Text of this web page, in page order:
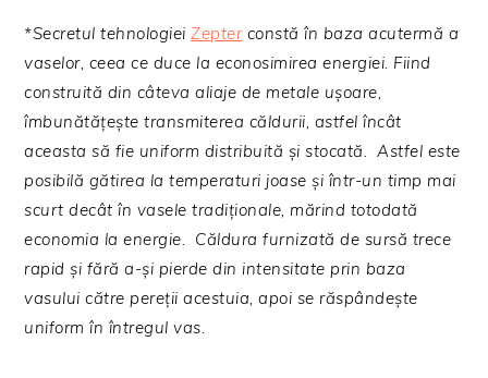
*Secretul tehnologieiZepterconstă în baza acutermă a
vaselor, ceea ce duce la econosimirea energiei. Fiind
construită din câteva aliaje de metale ușoare,
îmbunătățește transmiterea căldurii, astfel încât
aceasta să fie uniform distribuită și stocată. Astfel este
posibilă gătirea la temperaturi joase și într-un timp mai
scurt decât în vasele tradiționale, mărind totodată
economia la energie. Căldura furnizată de sursă trece
rapid și fără a-și pierde din intensitate prin baza
vasului către pereții acestuia, apoi se răspândește
uniform în întregul vas.